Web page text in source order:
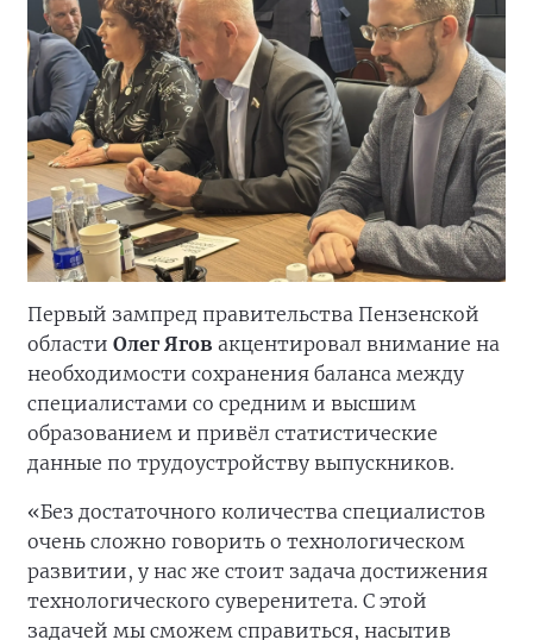
Первый зампред правительства Пензенской
области Олег Ягов акцентировал внимание на
необходимости сохранения баланса между
специалистами со средним и высшим
образованием и привёл статистические
данные по трудоустройству выпускников.
«Без достаточного количества специалистов
очень сложно говорить о технологическом
развитии, у нас же стоит задача достижения
технологического суверенитета. С этой
задачей мы сможем справиться, насытив